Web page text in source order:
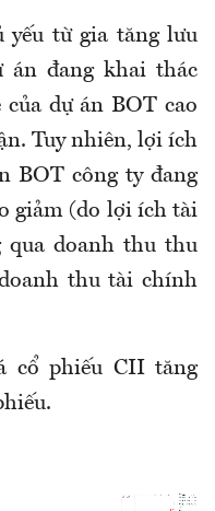
yếu từ gia tăng lưu
án đang khai thác
dự án BOT cao
Tuy nhiên, lợi ích
BOT công ty đang
giảm (do lợi ích tài
doanh thu thu
thu tài chính
cổ phiếu CII tăng